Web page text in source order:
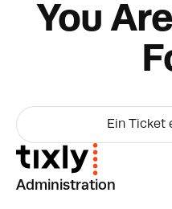
You
Ein Ticket
Administration